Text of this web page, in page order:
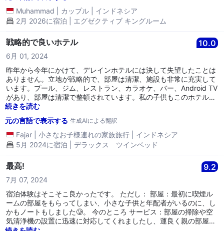
Muhammad カップル
インドネシア
2月 2026に宿泊 | エグゼクティブ キングルーム
戦略的で良いホテル 10.0
6月 01, 2024
昨年から今年にかけて、デレインホテルには決して失望したことは
ありません。立地が戦略的で、部屋は清潔、施設も非常に充実して
います。プール、ジム、レストラン、カラオケ、バー、Android TV
があり、部屋は清潔で整頓されています。私の子供もこのホテルで
非常に快適に過ごしました。とにかく、バンドンに行くたびには必
ずここに泊まります。デレイン、ありがとうございます。また来年
お会いしましょう。
続きを読む
元の言語で表示する 生成AIによる翻訳
Fajar 小さなお子様連れの家族旅行
インドネシア
5月 2024に宿泊 | デラックス ツインベッド
最高! 9.2
7月 07, 2024
宿泊体験はそこそこ良かったです。 ただし： 部屋：最初に喫煙ル
ームの部屋をもらってしまい、小さな子供と年配者がいるのに、し
かもノートもしました🥲。 今のところ サービス：部屋の掃除や空
気清浄機の設置に迅速に対応してくれましたし、運良く親の部屋に